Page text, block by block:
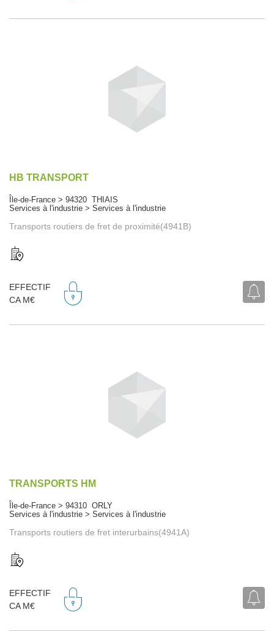
HB TRANSPORT
Île-de-France > 94320 THIAIS
Services à l'industrie > Services à l'industrie
Transports routiers de fret de proximité(4941B)
EFFECTIF
CA M€
TRANSPORTS HM
Île-de-France > 94310 ORLY
Services à l'industrie > Services à l'industrie
Transports routiers de fret interurbains(4941A)
EFFECTIF
CA M€